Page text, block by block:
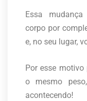
Essa
corpo por
e, no seu lugar,
Por esse
o mesmo
acontecendo!